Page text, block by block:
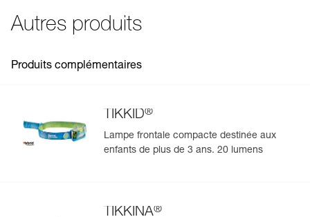
TIKKA CORE, ACTIK, ACTIK CORE (version après 2017),
ARIA 1R RGB, ARIA 2R RGB, IKO et IKO CORE.
Étanchéité: IPX4 (résistant aux intempéries)
Référence : E099EB00
FAQ
Autres produits
Produits complémentaires
TIKKID®
Lampe frontale compacte destinée aux
enfants de plus de 3 ans. 20 lumens
TIKKINA®